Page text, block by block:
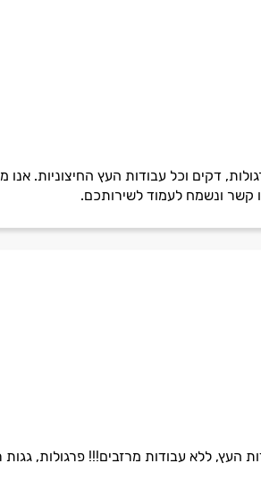
דקים וכל עבודות העץ החיצוניות. אנו
קשר ונשמח לעמוד לשירותכם.
עוקשי מתמחה מעל 8 שנים בכל עבודות העץ, ללא עבודות